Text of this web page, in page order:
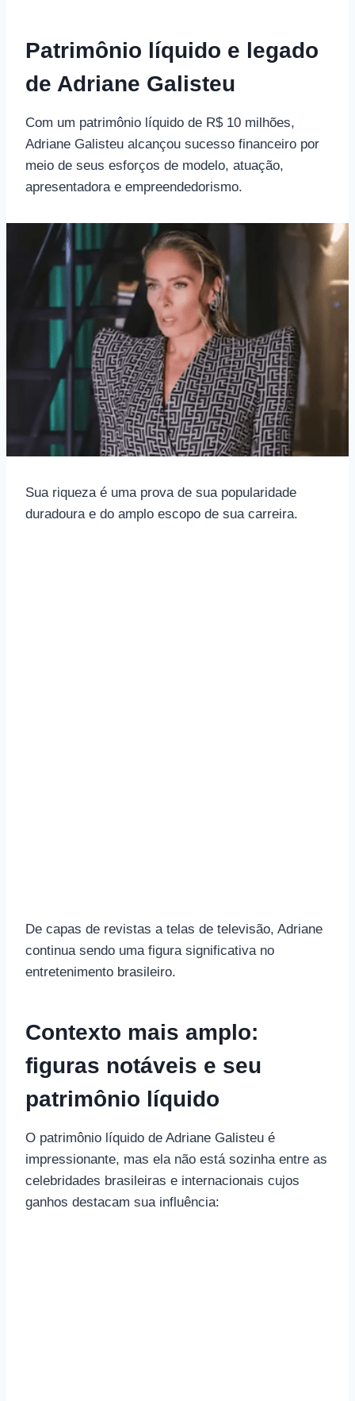
Patrimônio líquido e legado
de Adriane Galisteu
Com um patrimônio líquido de R$ 10 milhões,
Adriane Galisteu alcançou sucesso financeiro por
meio de seus esforços de modelo, atuação,
apresentadora e empreendedorismo.
Sua riqueza é uma prova de sua popularidade
duradoura e do amplo escopo de sua carreira.
De capas de revistas a telas de televisão, Adriane
continua sendo uma figura significativa no
entretenimento brasileiro.
Contexto mais amplo:
figuras notáveis ​​e seu
patrimônio líquido
O patrimônio líquido de Adriane Galisteu é
impressionante, mas ela não está sozinha entre as
celebridades brasileiras e internacionais cujos
ganhos destacam sua influência: